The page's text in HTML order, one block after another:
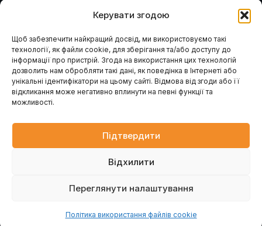
Керувати згодою
Щоб забезпечити найкращий досвід, ми використовуємо такі
технології, як файли cookie, для зберігання та/або доступу до
інформації про пристрій. Згода на використання цих технологій
дозволить нам обробляти такі дані, як поведінка в Інтернеті або
унікальні ідентифікатори на цьому сайті. Відмова від згоди або її
відкликання може негативно вплинути на певні функції та
можливості.
Підтвердити
Відхилити
Переглянути налаштування
Політика використання файлів cookie
c
e
b
o
o
k
-
f
u
t
u
b
e
o
g
l
e
Навігація
Каталог обладнання
Про компанію
Наші проєкти
Контакти
Головна
Клієнтам / Послуги
Гарантія та сервіс
Модернізація вашого
млина
Консультація інженера
Проєктування млинів
Контакти
вул. Петра Лубенського, 47, м. Лубни, Полтавська обл.,